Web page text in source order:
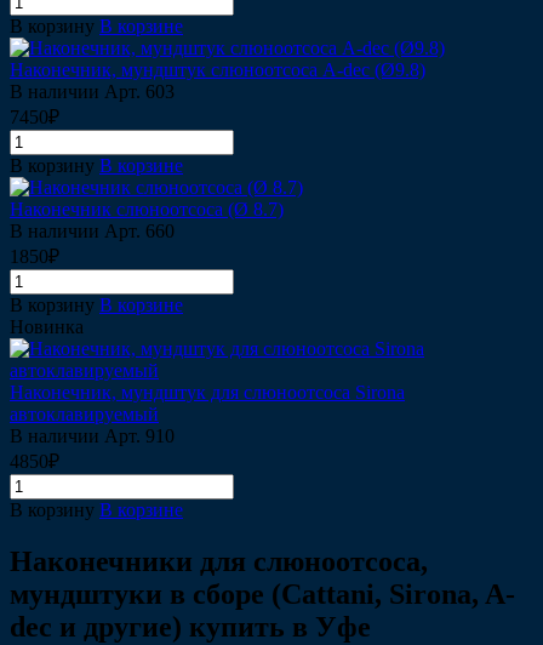
В корзину В корзине
Наконечник, мундштук слюноотсоса A-dec (Ø9.8)
В наличии Арт. 603
7450₽
В корзину В корзине
Наконечник слюноотсоса (Ø 8.7)
В наличии Арт. 660
1850₽
В корзину В корзине
Новинка
Наконечник, мундштук для слюноотсоса Sirona
автоклавируемый
В наличии Арт. 910
4850₽
В корзину В корзине
Наконечники для слюноотсоса,
мундштуки в сборе (Cattani, Sirona, A-
dec и другие) купить в Уфе